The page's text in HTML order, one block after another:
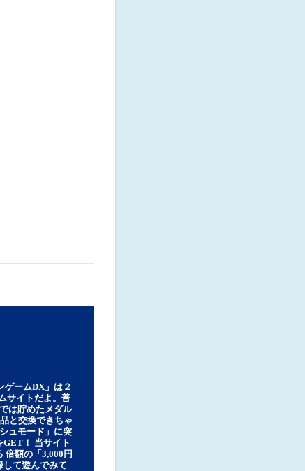
ゲームDX」は２
サイトだよ。普
は貯めたメダル
と交換できちゃ
ュモード」に突
GET！ 当サイト
倍額の「3,000円
して遊んでみて